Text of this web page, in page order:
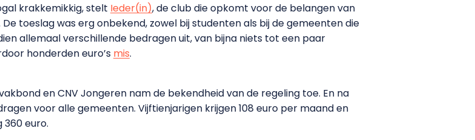
krakkemikkig, stelt Ieder(in), de club die opkomt voor de belangen van
toeslag was erg onbekend, zowel bij studenten als bij de gemeenten die
allemaal verschillende bedragen uit, van bijna niets tot een paar
honderden euro’s mis.
en CNV Jongeren nam de bekendheid van de regeling toe. En na
voor alle gemeenten. Vijftienjarigen krijgen 108 euro per maand en
360 euro.